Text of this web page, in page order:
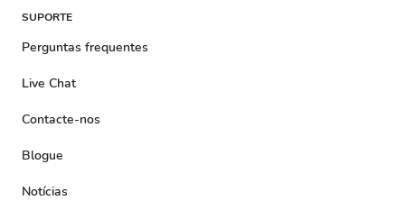
SUPORTE
Perguntas frequentes
Live Chat
Contacte-nos
Blogue
Notícias